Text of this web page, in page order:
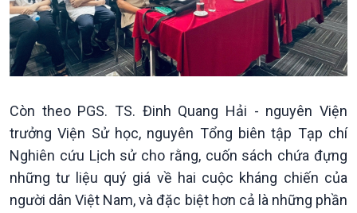
Pháp luật và đời sống
Còn theo PGS. TS. Đinh Quang Hải - nguyên Viện
trưởng Viện Sử học, nguyên Tổng biên tập Tạp chí
Nghiên cứu Lịch sử cho rằng, cuốn sách chứa đựng
những tư liệu quý giá về hai cuộc kháng chiến của
người dân Việt Nam, và đặc biệt hơn cả là những phần